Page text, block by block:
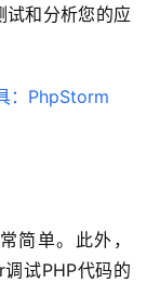
和分析您的应
简单。此外，
试PHP代码的